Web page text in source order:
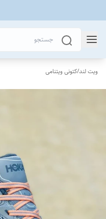
ویت لند/کتونی ویتنامی